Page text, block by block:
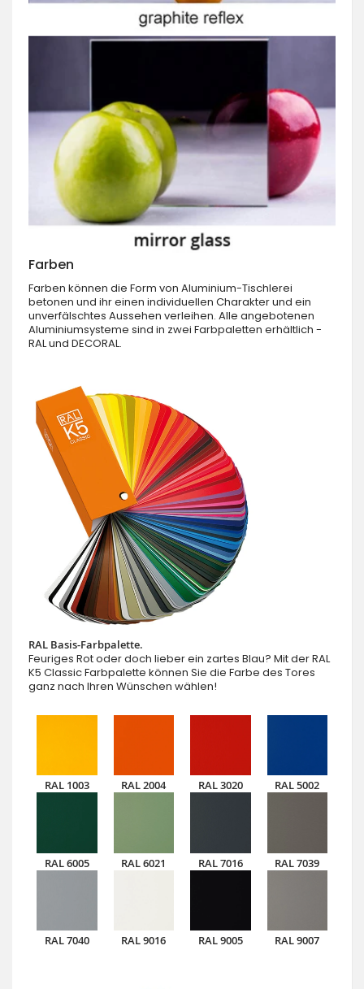
Farben
Farben können die Form von Aluminium-Tischlerei
betonen und ihr einen individuellen Charakter und ein
unverfälschtes Aussehen verleihen. Alle angebotenen
Aluminiumsysteme sind in zwei Farbpaletten erhältlich -
RAL und DECORAL.
RAL Basis-Farbpalette.
Feuriges Rot oder doch lieber ein zartes Blau? Mit der RAL
K5 Classic Farbpalette können Sie die Farbe des Tores
ganz nach Ihren Wünschen wählen!
RAL 1003 RAL 2004 RAL 3020 RAL 5002
RAL 6005 RAL 6021 RAL 7016 RAL 7039
RAL 7040 RAL 9016 RAL 9005 RAL 9007